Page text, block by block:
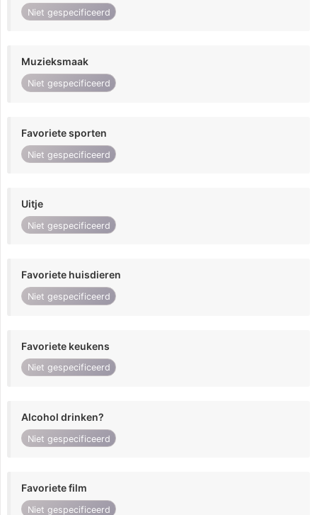
Niet gespecificeerd
Muzieksmaak
Niet gespecificeerd
Favoriete sporten
Niet gespecificeerd
Uitje
Niet gespecificeerd
Favoriete huisdieren
Niet gespecificeerd
Favoriete keukens
Niet gespecificeerd
Alcohol drinken?
Niet gespecificeerd
Favoriete film
Niet gespecificeerd